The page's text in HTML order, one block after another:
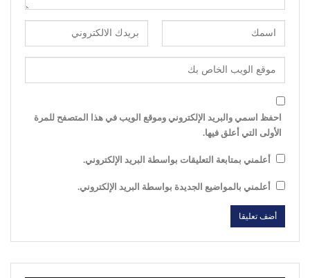
احفظ اسمي والبريد الإلكتروني وموقع الويب في هذا المتصفح للمرة
الأولى التي أعلق فيها.
أعلمني بمتابعة التعليقات بواسطة البريد الإلكتروني.
أعلمني بالمواضيع الجديدة بواسطة البريد الإلكتروني.